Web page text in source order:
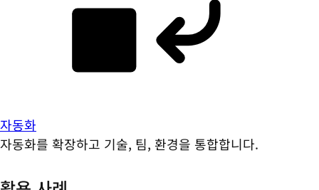
자동화
자동화를 확장하고 기술, 팀, 환경을 통합합니다.